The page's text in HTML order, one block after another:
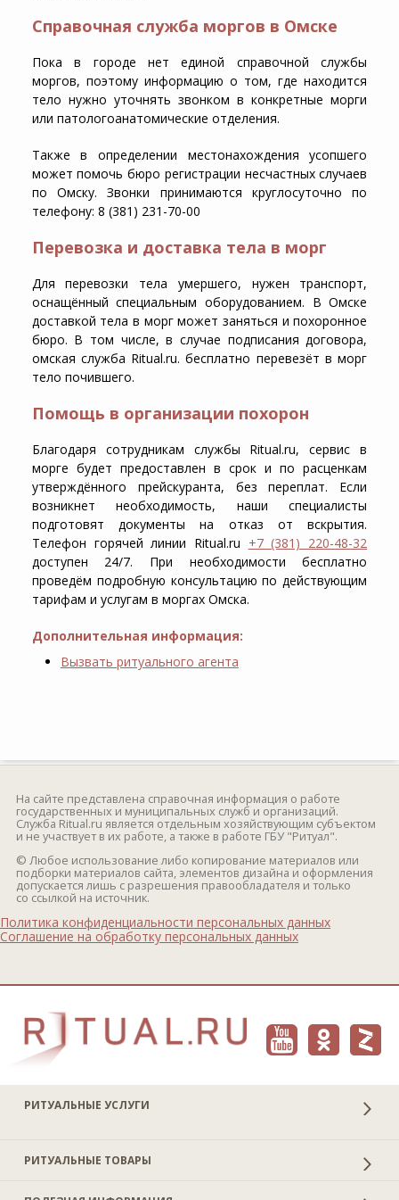
Справочная служба моргов в Омске
Пока в городе нет единой справочной службы
моргов, поэтому информацию о том, где находится
тело нужно уточнять звонком в конкретные морги
или патологоанатомические отделения.
Также в определении местонахождения усопшего
может помочь бюро регистрации несчастных случаев
по Омску. Звонки принимаются круглосуточно по
телефону: 8 (381) 231-70-00
Перевозка и доставка тела в морг
Для перевозки тела умершего, нужен транспорт,
оснащённый специальным оборудованием. В Омске
доставкой тела в морг может заняться и похоронное
бюро. В том числе, в случае подписания договора,
омская служба Ritual.ru. бесплатно перевезёт в морг
тело почившего.
Помощь в организации похорон
Благодаря сотрудникам службы Ritual.ru, сервис в
морге будет предоставлен в срок и по расценкам
утверждённого прейскуранта, без переплат. Если
возникнет необходимость, наши специалисты
подготовят документы на отказ от вскрытия.
Телефон горячей линии Ritual.ru +7 (381) 220-48-32
доступен 24/7. При необходимости бесплатно
проведём подробную консультацию по действующим
тарифам и услугам в моргах Омска.
Дополнительная информация:
Вызвать ритуального агента
РИТУАЛЬНЫЕ УСЛУГИ
РИТУАЛЬНЫЕ ТОВАРЫ
На сайте представлена справочная информация о работе
государственных и муниципальных служб и организаций.
Служба Ritual.ru является отдельным хозяйствующим субъектом
и не участвует в их работе, а также в работе ГБУ "Ритуал".
© Любое использование либо копирование материалов или
подборки материалов сайта, элементов дизайна и оформления
допускается лишь с разрешения правообладателя и только
со ссылкой на источник.
Политика конфиденциальности персональных данных
Соглашение на обработку персональных данных